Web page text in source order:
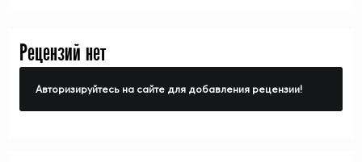
Рецензий нет
Авторизируйтесь на сайте для добавления рецензии!